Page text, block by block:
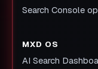
Search Console
MXD OS
AI Search